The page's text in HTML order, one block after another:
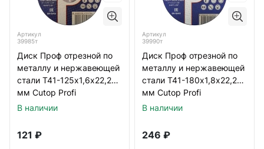
Артикул
39985т
Диск Проф отрезной по
металлу и нержавеющей
стали Т41-125х1,6х22,2
мм Cutop Profi
В наличии
121 ₽
Артикул
39990т
Диск Проф отрезной по
металлу и нержавеющей
стали Т41-180х1,8х22,2
мм Cutop Profi
В наличии
246 ₽